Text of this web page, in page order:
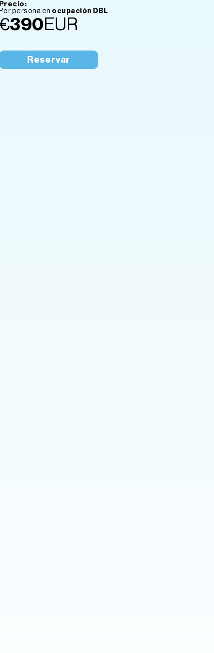
Precio:
Por persona en ocupación DBL
€390EUR
Reservar